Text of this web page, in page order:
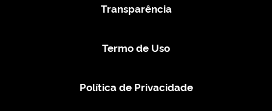
Transparência
Termo de Uso
Política de Privacidade